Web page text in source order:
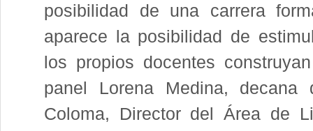
posibilidad de una carrera
aparece la posibilidad de
los propios docentes
panel Lorena Medina,
Coloma, Director del Área de